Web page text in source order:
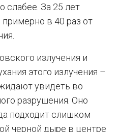
слабее. За 25 лет
примерно в 40 раз от
излучения и
этого излучения –
увидеть во
разрушения. Оно
подходит слишком
черной дыре в центре